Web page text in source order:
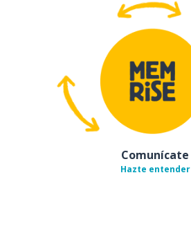
Comunícate
Hazte entender